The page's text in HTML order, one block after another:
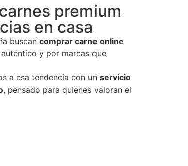
premium
en casa
buscan comprar carne online
y por marcas que
a esa tendencia con un servicio
, pensado para quienes valoran el